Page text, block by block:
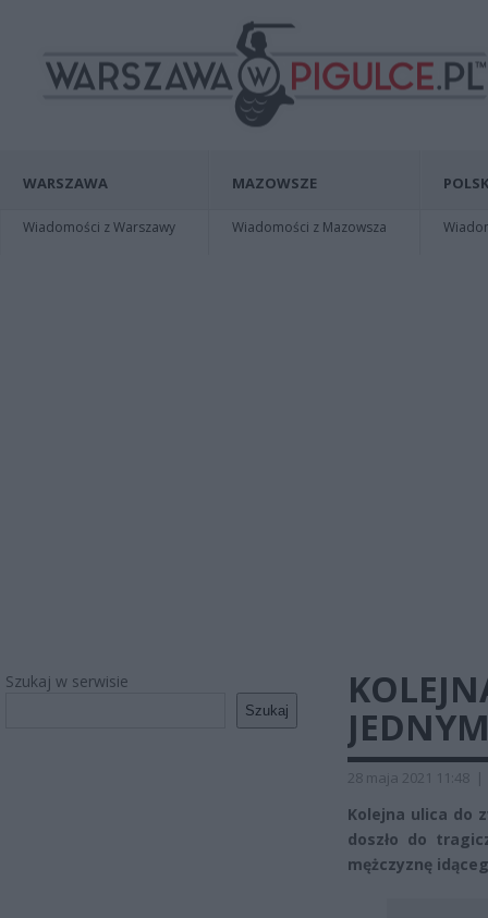
WARSZAWA
Wiadomości z Warszawy
MAZOWSZE
Wiadomości z Mazowsza
Szukaj w serwisie
Szukaj
28 maja 2021 11:48 |
Kolejna ulica do
doszło do
mężczyznę